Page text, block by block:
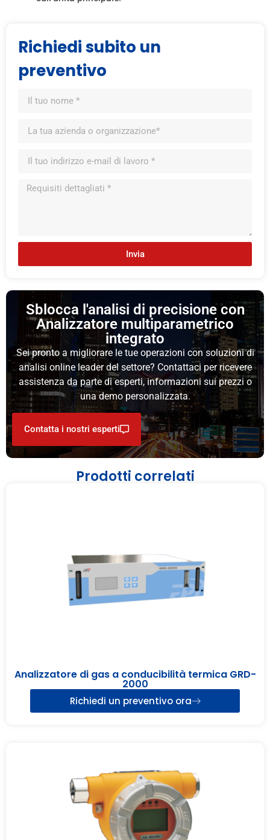
Richiedi subito un
preventivo
Invia
Sblocca l'analisi di precisione con
Analizzatore multiparametrico
integrato
Sei pronto a migliorare le tue operazioni con soluzioni di
analisi online leader del settore? Contattaci per ricevere
assistenza da parte di esperti, informazioni sui prezzi o
una demo personalizzata.
Contatta i nostri esperti
Prodotti correlati
Analizzatore di gas a conducibilità termica GRD-
2000
Richiedi un preventivo ora